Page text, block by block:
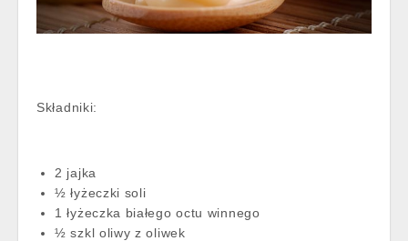
Składniki:
2 jajka
½ łyżeczki soli
1 łyżeczka białego octu winnego
½ szkl oliwy z oliwek